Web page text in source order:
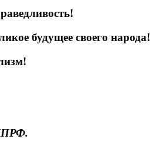
будущее своего народа!